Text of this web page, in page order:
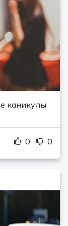
каникулы
0 0